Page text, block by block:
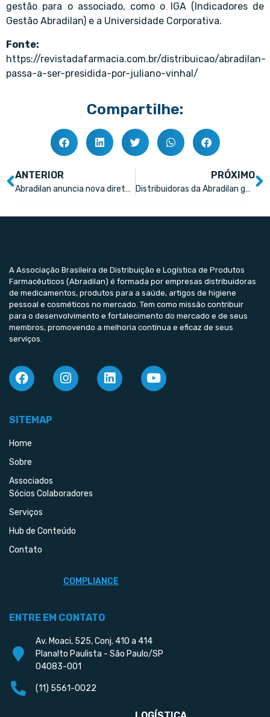
gestão para o associado, como o IGA (Indicadores de
Gestão Abradilan) e a Universidade Corporativa.
Fonte:
https://revistadafarmacia.com.br/distribuicao/abradilan-
passa-a-ser-presidida-por-juliano-vinhal/
Compartilhe:
ANTERIOR
Abradilan anuncia nova diretoria
PRÓXIMO
Distribuidoras da Abradilan geram R$ 22 bi em vendas
A Associação Brasileira de Distribuição e Logística de Produtos
Farmacêuticos (Abradilan) é formada por empresas distribuidoras
de medicamentos, produtos para a saúde, artigos de higiene
pessoal e cosméticos no mercado. Tem como missão contribuir
para o desenvolvimento e fortalecimento do mercado e de seus
membros, promovendo a melhoria contínua e eficaz de seus
serviços.
SITEMAP
Home
Sobre
Associados
Sócios Colaboradores
Serviços
Hub de Conteúdo
Contato
COMPLIANCE
ENTRE EM CONTATO
Av. Moaci, 525, Conj. 410 a 414
Planalto Paulista - São Paulo/SP
04083-001
(11) 5561-0022